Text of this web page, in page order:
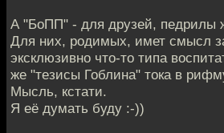
А "БоПП" - для друзей, педрилы
Для них, родимых, имет смысл
эксклюзивно что-то типа
же "тезисы Гоблина" тока в
Мысль, кстати.
Я её думать буду :-))